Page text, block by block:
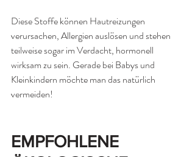
Diese Stoffe können Hautreizungen
verursachen, Allergien auslösen und stehen
teilweise sogar im Verdacht, hormonell
wirksam zu sein. Gerade bei Babys und
Kleinkindern möchte man das natürlich
vermeiden!
EMPFOHLENE